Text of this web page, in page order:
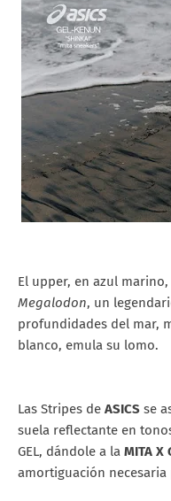
El upper, en azul
Megalodon, un
profundidades del mar,
blanco, emula su lomo.
Las Stripes de ASICS se
suela reflectante en
GEL, dándole a la MITA X
amortiguación